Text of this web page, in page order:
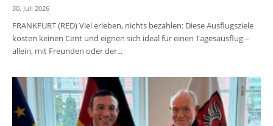
30. Juli 2026
FRANKFURT (RED) Viel erleben, nichts bezahlen: Diese Ausflugsziele
kosten keinen Cent und eignen sich ideal für einen Tagesausflug –
allein, mit Freunden oder der...